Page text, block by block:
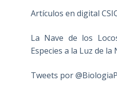
Artículos en digital
La Nave de los
Especies a la Luz de la
Tweets por